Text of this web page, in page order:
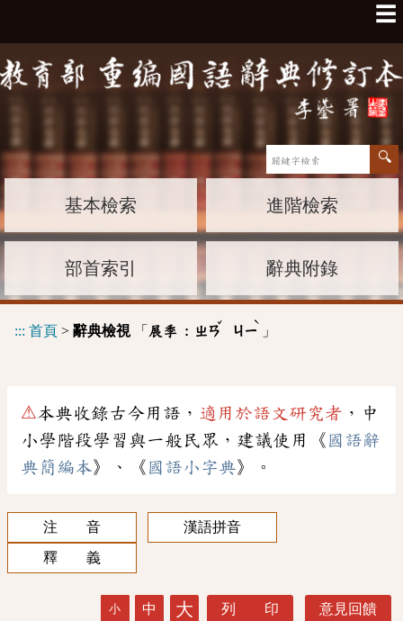
☰
基本檢索 進階檢索
部首索引 辭典附錄
::: 首頁 > 辭典檢視「 展季 : ㄓㄢ
ˇ
ㄐㄧ
ˋ
」
⚠本典收錄古今用語， 適用於語文研究者 ，中
小學階段學習與一般民眾，建議使用《 國語辭
典簡編本》、《 國語小字典》。
注 音
漢語拼音
釋 義
小 中 大 列 印 意見回饋